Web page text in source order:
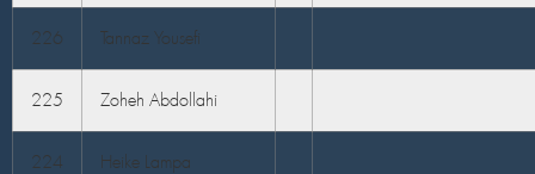
226 Tannaz Yousefi
225 Zoheh Abdollahi
224 Heike Lampa